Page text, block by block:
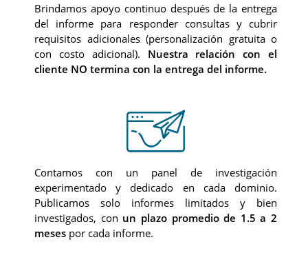
Brindamos apoyo continuo después de la entrega
del informe para responder consultas y cubrir
requisitos adicionales (personalización gratuita o
con costo adicional). Nuestra relación con el
cliente NO termina con la entrega del informe.
Contamos con un panel de investigación
experimentado y dedicado en cada dominio.
Publicamos solo informes limitados y bien
investigados, con un plazo promedio de 1.5 a 2
meses por cada informe.